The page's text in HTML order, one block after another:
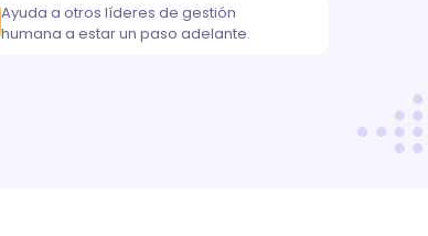
Ayuda a otros líderes de gestión
humana a estar un paso adelante.